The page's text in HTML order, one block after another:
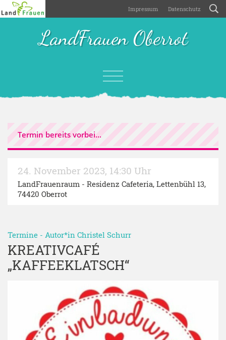
Impressum Datenschutz
LandFrauen Oberrot
Termin bereits vorbei...
24. November 2023, 14:30 Uhr
LandFrauenraum - Residenz Cafeteria, Lettenbühl 13,
74420 Oberrot
Termine - Autor*in Christel Schurr
KREATIVCAFÉ
„KAFFEEKLATSCH“